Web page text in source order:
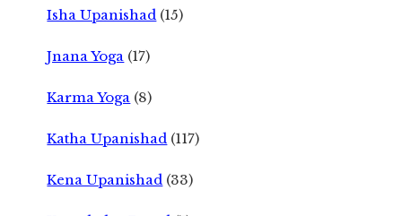
Isha Upanishad (15)
Jnana Yoga (17)
Karma Yoga (8)
Katha Upanishad (117)
Kena Upanishad (33)